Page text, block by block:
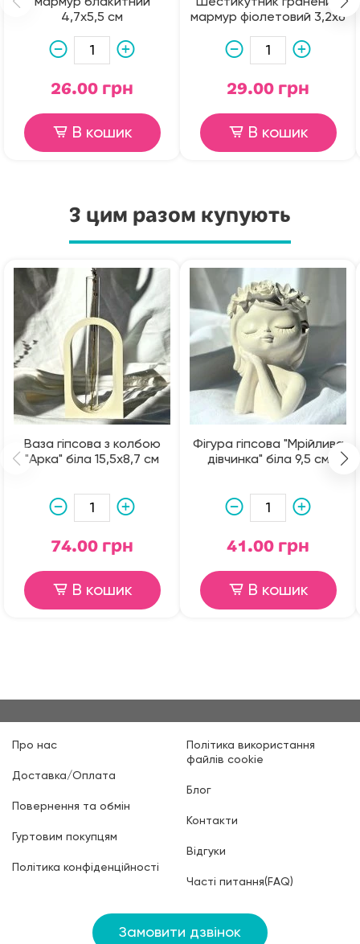
мармур блакитний
4,7х5,5 см
26.00 грн
В кошик
"Шестикутник гранений"
мармур фіолетовий 3,2х6
см
29.00 грн
В кошик
З цим разом купують
Ваза гіпсова з колбою
"Арка" біла 15,5х8,7 см
74.00 грн
В кошик
Фігура гіпсова "Мрійлива
дівчинка" біла 9,5 см
41.00 грн
В кошик
Про нас
Доставка/Оплата
Повернення та обмін
Гуртовим покупцям
Політика конфіденційності
Політика використання
файлів cookie
Блог
Контакти
Відгуки
Часті питання(FAQ)
Замовити дзвінок